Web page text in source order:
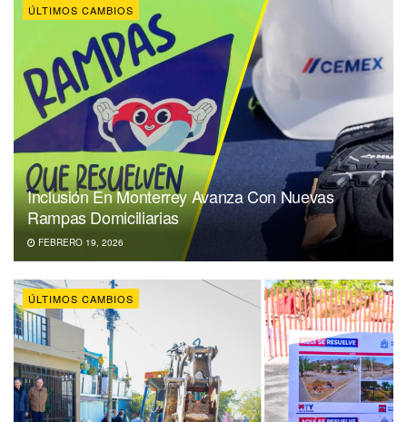
ÚLTIMOS CAMBIOS
Inclusión En Monterrey Avanza Con Nuevas
Rampas Domiciliarias
FEBRERO 19, 2026
ÚLTIMOS CAMBIOS